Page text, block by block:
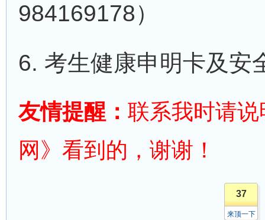
984169178）
6. 考生健康申明卡及安
友情提醒： 联系我时请
网》看到的，谢谢！
37
来顶一下